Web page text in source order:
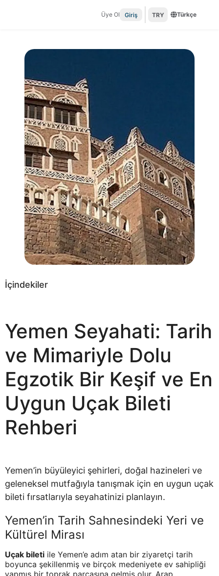
Üye Ol Giriş TRY Türkçe
İçindekiler
Yemen Seyahati: Tarih
ve Mimariyle Dolu
Egzotik Bir Keşif ve En
Uygun Uçak Bileti
Rehberi
Yemen’in büyüleyici şehirleri, doğal hazineleri ve
geleneksel mutfağıyla tanışmak için en uygun uçak
bileti fırsatlarıyla seyahatinizi planlayın.
Yemen’in Tarih Sahnesindeki Yeri ve
Kültürel Mirası
Uçak bileti ile Yemen’e adım atan bir ziyaretçi tarih
boyunca şekillenmiş ve birçok medeniyete ev sahipliği
yapmış bir toprak parçasına gelmiş olur. Arap